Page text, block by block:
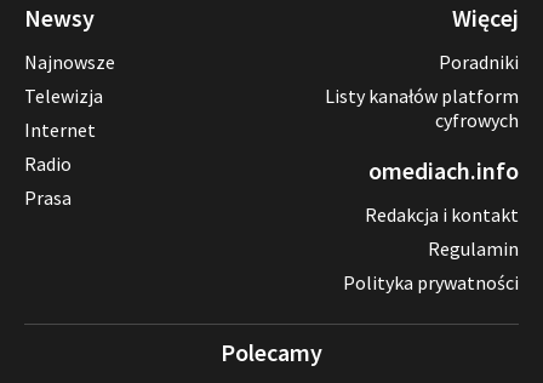
Newsy
Najnowsze
Telewizja
Internet
Radio
Prasa
Więcej
Poradniki
Listy kanałów platform
cyfrowych
omediach.info
Redakcja i kontakt
Regulamin
Polityka prywatności
Polecamy